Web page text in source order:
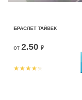
БРАСЛЕТ ТАЙВЕК
от 2.50 ₽